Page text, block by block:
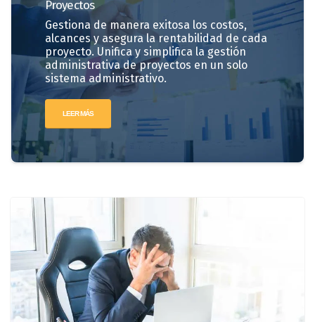
Proyectos
Gestiona de manera exitosa los costos,
alcances y asegura la rentabilidad de cada
proyecto. Unifica y simplifica la gestión
administrativa de proyectos en un solo
sistema administrativo.
LEER MÁS